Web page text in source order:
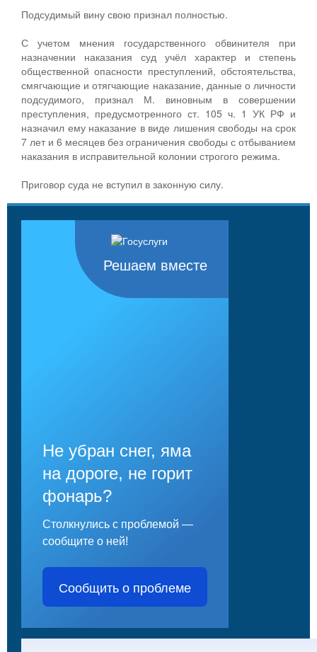
Подсудимый вину свою признал полностью.
С учетом мнения государственного обвинителя при
назначении наказания суд учёл характер и степень
общественной опасности преступлений, обстоятельства,
смягчающие и отягчающие наказание, данные о личности
подсудимого, признал М. виновным в совершении
преступления, предусмотренного ст. 105 ч. 1 УК РФ и
назначил ему наказание в виде лишения свободы на срок
7 лет и 6 месяцев без ограничения свободы с отбыванием
наказания в исправительной колонии строгого режима.
Приговор суда не вступил в законную силу.
Решаем вместе
Не убран снег, яма
на дороге, не горит
фонарь?
Столкнулись с проблемой —
сообщите о ней!
Сообщить о проблеме